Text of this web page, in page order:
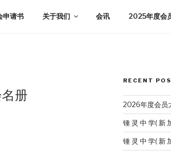
申请书 关于我们 会讯 2025年度会
册
RECENT
2026年度会员
锺 灵 中 学( 新
锺 灵 中 学( 新